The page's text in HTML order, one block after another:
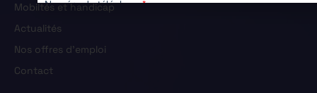
Mobiltés et handicap
Actualités
Nos offres d'emploi
Contact